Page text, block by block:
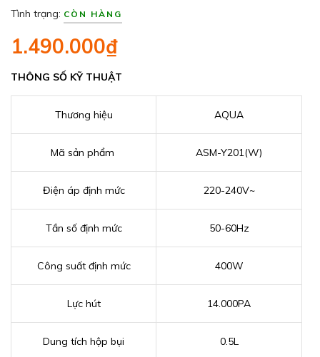
Tình trạng: CÒN HÀNG
1.490.000₫
THÔNG SỐ KỸ THUẬT
Thương hiệu AQUA
Mã sản phẩm ASM-Y201(W)
Điện áp định mức 220-240V~
Tần số định mức 50-60Hz
Công suất định mức 400W
Lực hút 14.000PA
Dung tích hộp bụi 0.5L